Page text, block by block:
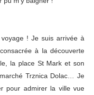
! Je suis arrivée à
à la découverte
la place St Mark et son
Trznica Dolac… Je
pour admirer la ville vue